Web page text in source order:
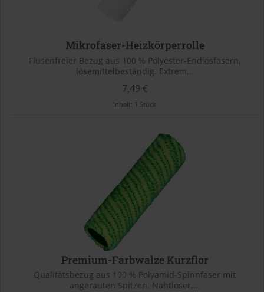
Mikrofaser-Heizkörperrolle
Flusenfreier Bezug aus 100 % Polyester-Endlosfasern,
lösemittelbeständig. Extrem...
7,49 €
Inhalt: 1 Stück
Premium-Farbwalze Kurzflor
Qualitätsbezug aus 100 % Polyamid-Spinnfaser mit
angerauten Spitzen. Nahtloser,...